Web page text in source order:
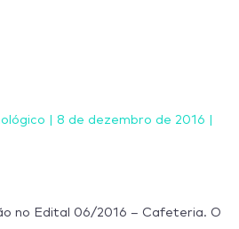
| 8 de dezembro de 2016 |
no Edital 06/2016 – Cafeteria. O